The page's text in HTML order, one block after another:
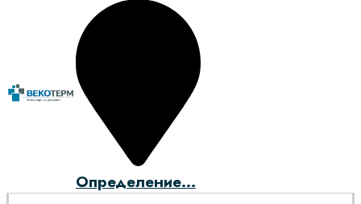
Определение...